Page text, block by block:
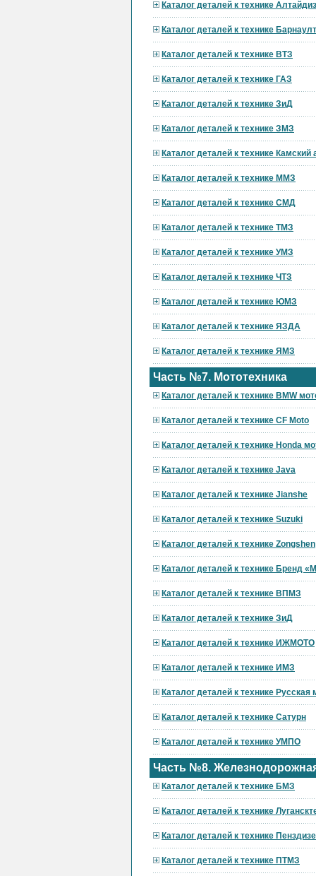
Каталог деталей к технике
Каталог деталей к технике
Каталог деталей к технике ВТЗ
Каталог деталей к технике ГАЗ
Каталог деталей к технике ЗиД
Каталог деталей к технике ЗМЗ
Каталог деталей к технике Камский
Каталог деталей к технике ММЗ
Каталог деталей к технике СМД
Каталог деталей к технике ТМЗ
Каталог деталей к технике УМЗ
Каталог деталей к технике ЧТЗ
Каталог деталей к технике ЮМЗ
Каталог деталей к технике ЯЗДА
Каталог деталей к технике ЯМЗ
Часть №7. Мототехника
Каталог деталей к технике BMW
Каталог деталей к технике CF Moto
Каталог деталей к технике Honda
Каталог деталей к технике Java
Каталог деталей к технике Jianshe
Каталог деталей к технике Suzuki
Каталог деталей к технике Zongshen
Каталог деталей к технике Бренд
Каталог деталей к технике ВПМЗ
Каталог деталей к технике ЗиД
Каталог деталей к технике ИЖМОТО
Каталог деталей к технике ИМЗ
Каталог деталей к технике Русская
Каталог деталей к технике Сатурн
Каталог деталей к технике УМПО
Часть №8.
Каталог деталей к технике БМЗ
Каталог деталей к технике
Каталог деталей к технике
Каталог деталей к технике ПТМЗ